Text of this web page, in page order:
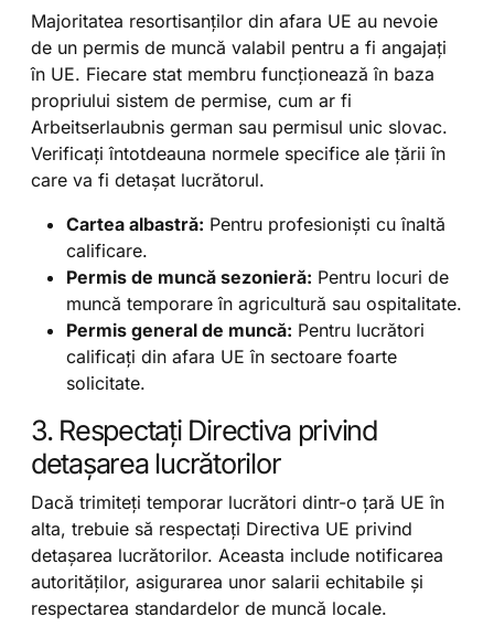
Majoritatea resortisanților din afara UE au nevoie
de un permis de muncă valabil pentru a fi angajați
în UE. Fiecare stat membru funcționează în baza
propriului sistem de permise, cum ar fi
Arbeitserlaubnis german sau permisul unic slovac.
Verificați întotdeauna normele specifice ale țării în
care va fi detașat lucrătorul.
Cartea albastră: Pentru profesioniști cu înaltă
calificare.
Permis de muncă sezonieră: Pentru locuri de
muncă temporare în agricultură sau ospitalitate.
Permis general de muncă: Pentru lucrători
calificați din afara UE în sectoare foarte
solicitate.
3. Respectați Directiva privind
detașarea lucrătorilor
Dacă trimiteți temporar lucrători dintr-o țară UE în
alta, trebuie să respectați Directiva UE privind
detașarea lucrătorilor. Aceasta include notificarea
autorităților, asigurarea unor salarii echitabile și
respectarea standardelor de muncă locale.